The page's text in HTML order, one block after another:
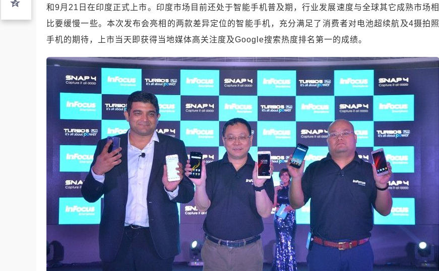
和9月21日在印度正式上市。印度市场目前还处于智能手机普及期，行业发展速度与全球其它成熟市场相
比要缓慢一些。本次发布会亮相的两款差异定位的智能手机，充分满足了消费者对电池超续航及4摄拍照
手机的期待，上市当天即获得当地媒体高关注度及Google搜索热度排名第一的成绩。